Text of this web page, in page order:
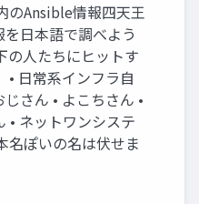
のAnsible情報四天王
日本語で調べよう
の人たちにヒットす
• 日常系インフラ自
さん • よこちさん •
• ネットワンシステ
名ぽいの名は伏せま